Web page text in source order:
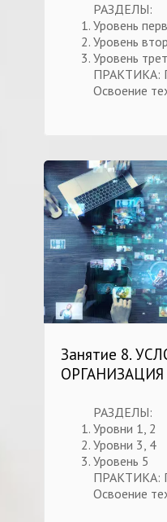
РАЗДЕЛЫ:
Уровень
Уровень
Уровень
ПРАКТИКА:
Освоение
Занятие 8.
РАЗДЕЛЫ:
Уровни 1, 2
Уровни 3, 4
Уровень 5
ПРАКТИКА:
Освоение